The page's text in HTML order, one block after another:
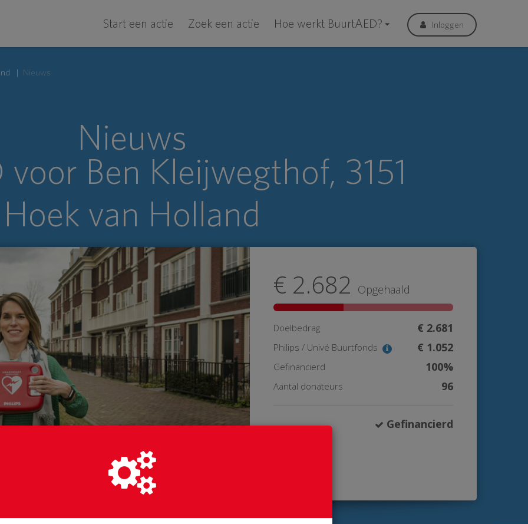
Start een actie Zoek een actie Hoe werkt BuurtAED? Inloggen
Nieuws
Nieuws
Ben Kleijwegthof, 3151
Hoek van Holland
€ 2.682 Opgehaald
Doelbedrag € 2.681
Philips / Univé Buurtfonds € 1.052
Gefinancierd 100%
Aantal donateurs 96
Gefinancierd